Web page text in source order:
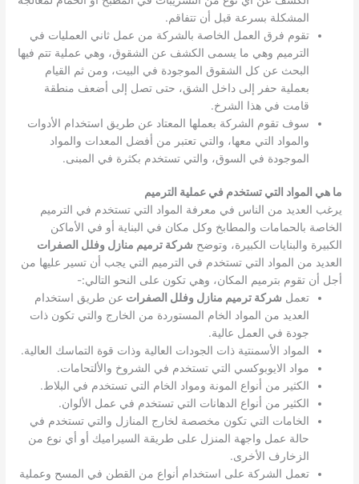
المشكلة بسرعة قبل أن تتفاقم.
تقوم فرق العمل الخاصة بالشركة من عمل ثاني العمليات في
الترميم وهي ما يسمى الكشف عن الشقوق، وهي عملية تتم فيها
البحث عن كل الشقوق الموجودة في البيت، ومن ثم القيام
بعملية حفر إلى داخل الشق، حتى تصل إلى أضعف منطقة
قامت في هذا الشرخ.
سوف تقوم الشركة بعملها المعتاد عن طريق استخدام الأدوات
والمواد التي معها، والتي تعتبر من أفضل المعدات والمواد
الموجودة في السوق، والتي تستخدم بكثرة في المبنى.
ما هي المواد التي تستخدم في عملية الترميم
يرغب العديد من الناس في معرفة المواد التي تستخدم في الترميم
الخاصة بالحمامات والمطابخ وكل مكان في البناية أو في الأماكن
الكبيرة والبنايات الكبيرة، وتوضح شركة ترميم منازل وفلل الصفرات
العديد من المواد التي تستخدم في الترميم التي يجب أن تسير عليها من
أجل أن تقوم بترميم المكان، وهي تكون على النحو التالي:-
تعمل شركة ترميم منازل وفلل الصفرات عن طريق استخدام
العديد من المواد الخام المستوردة من الخارج والتي تكون ذات
جودة في العمل عالية.
المواد الأسمنتية ذات الجودات العالية وذات قوة التماسك العالية.
مواد الايوبوكسي التي تستخدم في الشروخ والألتحامات.
الكثير من أنواع المونة ومواد الخام التي تستخدم في البلاط.
الكثير من أنواع الدهانات التي تستخدم في عمل الألوان.
الخامات التي تكون مخصصة لخارج المنازل والتي تستخدم في
حالة عمل واجهة المنزل على طريقة السيراميك أو أي نوع من
الزخارف الأخرى.
تعمل الشركة على استخدام أنواع من القطن في المسح وعملية